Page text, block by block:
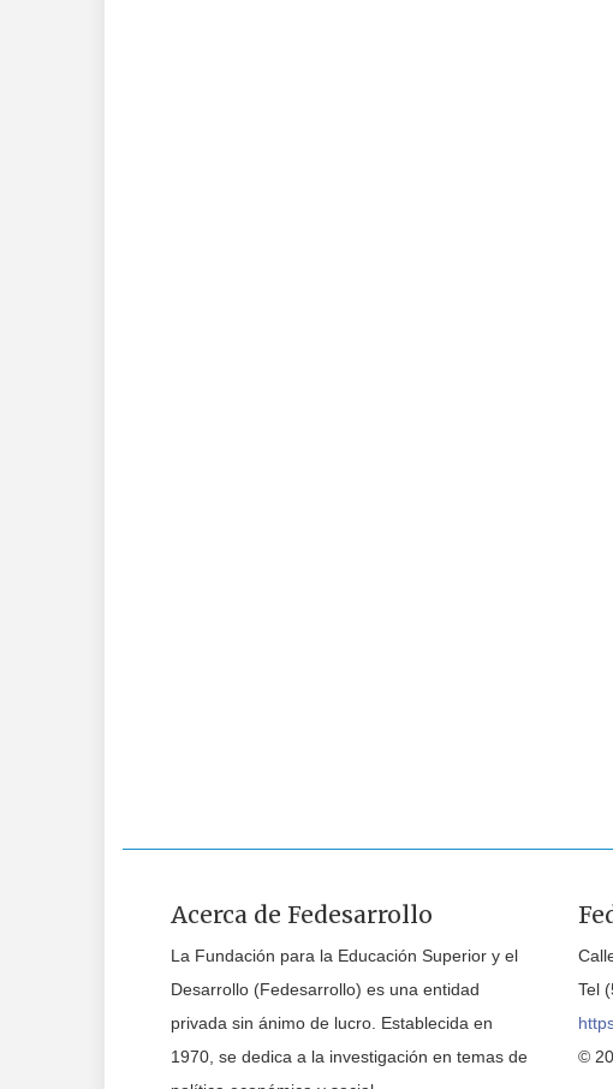
Acerca de Fedesarrollo
La Fundación para la Educación Superior y el
Desarrollo (Fedesarrollo) es una entidad
privada sin ánimo de lucro. Establecida en
1970, se dedica a la investigación en temas de
Tel
©